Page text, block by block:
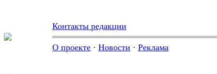
Контакты редакции
О проекте · Новости · Реклама